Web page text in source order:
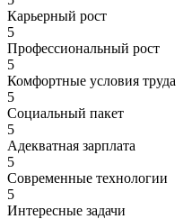
Карьерный рост
5
Профессиональный рост
5
Комфортные условия труда
5
Социальный пакет
5
Адекватная зарплата
5
Современные технологии
5
Интересные задачи